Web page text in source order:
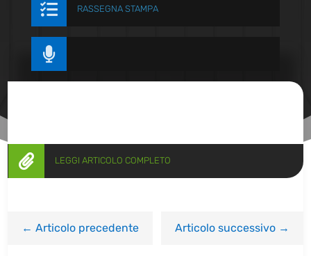
 RASSEGNA STAMPA

 LEGGI ARTICOLO COMPLETO
←Articolo precedente Articolo successivo→